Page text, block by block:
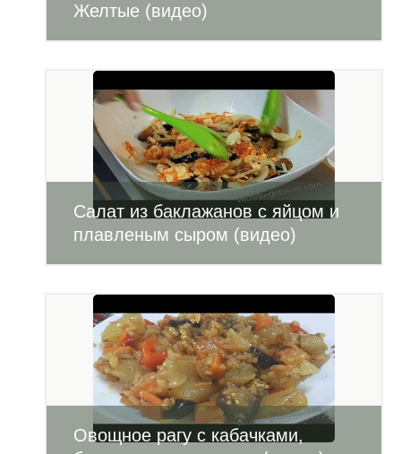
Желтые (видео)
Салат из баклажанов с яйцом и
плавленым сыром (видео)
Овощное рагу с кабачками,